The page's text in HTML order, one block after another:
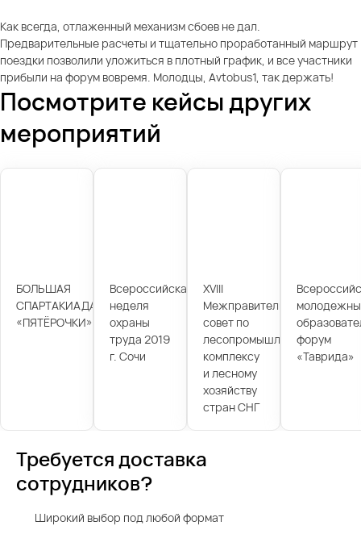
Как всегда, отлаженный механизм сбоев не дал.
Предварительные расчеты и тщательно проработанный маршрут
поездки позволили уложиться в плотный график, и все участники
прибыли на форум вовремя. Молодцы, Avtobus1, так держать!
Посмотрите кейсы других
мероприятий
БОЛЬШАЯ
СПАРТАКИАДА
«ПЯТЁРОЧКИ»
Всероссийская
неделя
охраны
труда 2019
г. Сочи
XVIII
Межправительственный
совет по
лесопромышленному
комплексу
и лесному
хозяйству
стран СНГ
форум
«Таврида»
Требуется доставка
сотрудников?
Широкий выбор под любой формат